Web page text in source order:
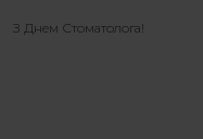
З Днем Стоматолога!